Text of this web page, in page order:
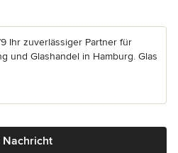
Ihr zuverlässiger Partner für
und Glashandel in Hamburg. Glas
Nachricht